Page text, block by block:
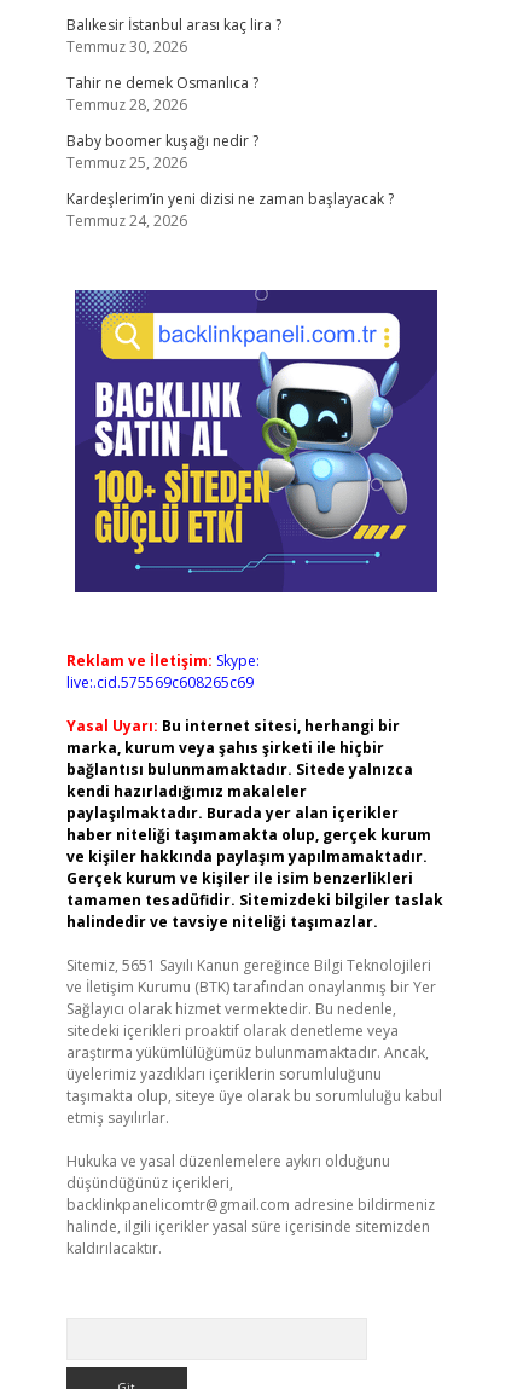
Balıkesir İstanbul arası kaç lira ?
Temmuz 30, 2026
Tahir ne demek Osmanlıca ?
Temmuz 28, 2026
Baby boomer kuşağı nedir ?
Temmuz 25, 2026
Kardeşlerim’in yeni dizisi ne zaman başlayacak ?
Temmuz 24, 2026
Reklam ve İletişim: Skype:
live:.cid.575569c608265c69
Yasal Uyarı: Bu internet sitesi, herhangi bir
marka, kurum veya şahıs şirketi ile hiçbir
bağlantısı bulunmamaktadır. Sitede yalnızca
kendi hazırladığımız makaleler
paylaşılmaktadır. Burada yer alan içerikler
haber niteliği taşımamakta olup, gerçek kurum
ve kişiler hakkında paylaşım yapılmamaktadır.
Gerçek kurum ve kişiler ile isim benzerlikleri
tamamen tesadüfidir. Sitemizdeki bilgiler taslak
halindedir ve tavsiye niteliği taşımazlar.
Sitemiz, 5651 Sayılı Kanun gereğince Bilgi Teknolojileri
ve İletişim Kurumu (BTK) tarafından onaylanmış bir Yer
Sağlayıcı olarak hizmet vermektedir. Bu nedenle,
sitedeki içerikleri proaktif olarak denetleme veya
araştırma yükümlülüğümüz bulunmamaktadır. Ancak,
üyelerimiz yazdıkları içeriklerin sorumluluğunu
taşımakta olup, siteye üye olarak bu sorumluluğu kabul
etmiş sayılırlar.
Hukuka ve yasal düzenlemelere aykırı olduğunu
düşündüğünüz içerikleri,
backlinkpanelicomtr@gmail.com adresine bildirmeniz
halinde, ilgili içerikler yasal süre içerisinde sitemizden
kaldırılacaktır.